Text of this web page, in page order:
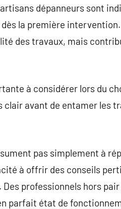
dépanneurs sont
la première
des travaux, mais
à considérer lors du
avant de entamer les
pas simplement à
à offrir des conseils
professionnels hors
parfait état de